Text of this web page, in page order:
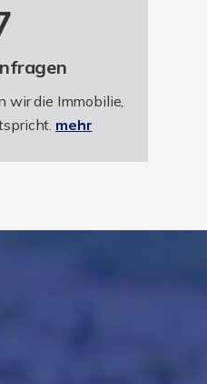
wir die Immobilie,
mehr